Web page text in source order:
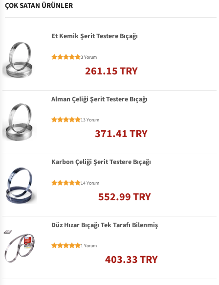
ÇOK SATAN ÜRÜNLER
Et Kemik Şerit Testere Bıçağı
3 Yorum
261.15 TRY
Alman Çeliği Şerit Testere Bıçağı
13 Yorum
371.41 TRY
Karbon Çeliği Şerit Testere Bıçağı
14 Yorum
552.99 TRY
Düz Hızar Bıçağı Tek Tarafı Bilenmiş
1 Yorum
403.33 TRY